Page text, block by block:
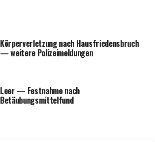
Kör­per­ver­let­zung nach Haus­frie­dens­bruch
— wei­te­re Polizeimeldungen
Leer — Fest­nah­me nach
Betäubungsmittelfund